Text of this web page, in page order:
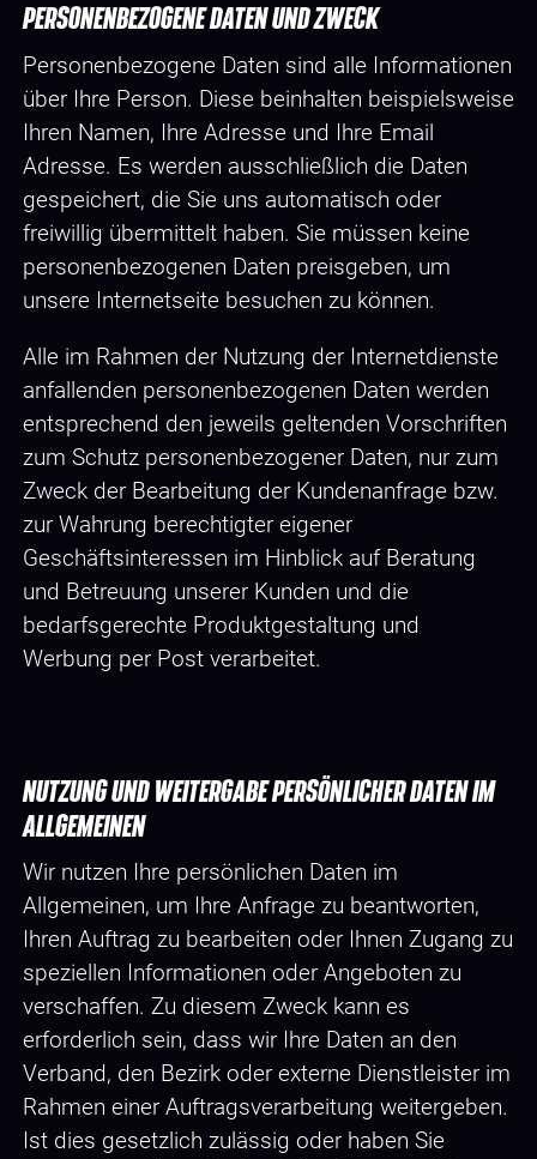
PERSONENBEZOGENE DATEN UND ZWECK
Personenbezogene Daten sind alle Informationen
über Ihre Person. Diese beinhalten beispielsweise
Ihren Namen, Ihre Adresse und Ihre Email
Adresse. Es werden ausschließlich die Daten
gespeichert, die Sie uns automatisch oder
freiwillig übermittelt haben. Sie müssen keine
personenbezogenen Daten preisgeben, um
unsere Internetseite besuchen zu können.
Alle im Rahmen der Nutzung der Internetdienste
anfallenden personenbezogenen Daten werden
entsprechend den jeweils geltenden Vorschriften
zum Schutz personenbezogener Daten, nur zum
Zweck der Bearbeitung der Kundenanfrage bzw.
zur Wahrung berechtigter eigener
Geschäftsinteressen im Hinblick auf Beratung
und Betreuung unserer Kunden und die
bedarfsgerechte Produktgestaltung und
Werbung per Post verarbeitet.
NUTZUNG UND WEITERGABE PERSÖNLICHER DATEN IM
ALLGEMEINEN
Wir nutzen Ihre persönlichen Daten im
Allgemeinen, um Ihre Anfrage zu beantworten,
Ihren Auftrag zu bearbeiten oder Ihnen Zugang zu
speziellen Informationen oder Angeboten zu
verschaffen. Zu diesem Zweck kann es
erforderlich sein, dass wir Ihre Daten an den
Verband, den Bezirk oder externe Dienstleister im
Rahmen einer Auftragsverarbeitung weitergeben.
Ist dies gesetzlich zulässig oder haben Sie